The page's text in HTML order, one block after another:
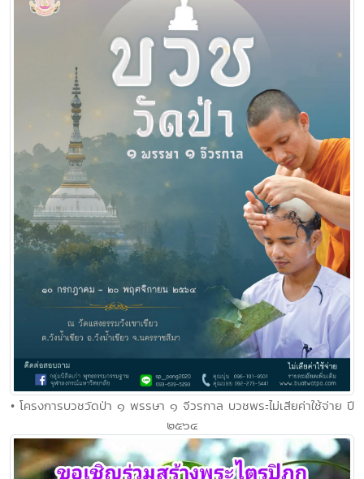
• โครงการบวชวัดป่า ๑ พรรษา ๑ จีวรกาล บวชพระไม่เสียค่าใช้จ่าย ปี
๒๕๖๔